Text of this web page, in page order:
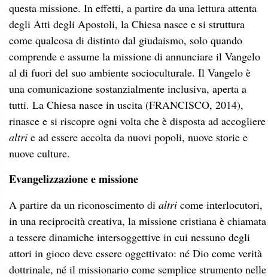
questa missione. In effetti, a partire da una lettura attenta
degli Atti degli Apostoli, la Chiesa nasce e si struttura
come qualcosa di distinto dal giudaismo, solo quando
comprende e assume la missione di annunciare il Vangelo
al di fuori del suo ambiente socioculturale. Il Vangelo è
una comunicazione sostanzialmente inclusiva, aperta a
tutti. La Chiesa nasce in uscita (FRANCISCO, 2014),
rinasce e si riscopre ogni volta che è disposta ad accogliere
altri e ad essere accolta da nuovi popoli, nuove storie e
nuove culture.
Evangelizzazione e missione
A partire da un riconoscimento di altri come interlocutori,
in una reciprocità creativa, la missione cristiana è chiamata
a tessere dinamiche intersoggettive in cui nessuno degli
attori in gioco deve essere oggettivato: né Dio come verità
dottrinale, né il missionario come semplice strumento nelle